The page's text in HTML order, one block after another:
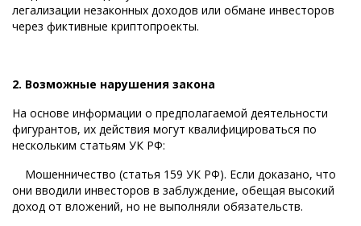
легализации незаконных доходов или обмане инвесторов
через фиктивные криптопроекты.
2. Возможные нарушения закона
На основе информации о предполагаемой деятельности
фигурантов, их действия могут квалифицироваться по
нескольким статьям УК РФ:
Мошенничество (статья 159 УК РФ). Если доказано, что
они вводили инвесторов в заблуждение, обещая высокий
доход от вложений, но не выполняли обязательств.